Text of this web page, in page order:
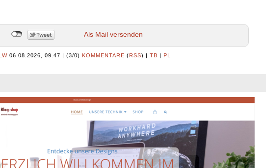
Als Mail versenden
06.08.2026, 09.47 | (3/0) KOMMENTARE (RSS) | TB | PL